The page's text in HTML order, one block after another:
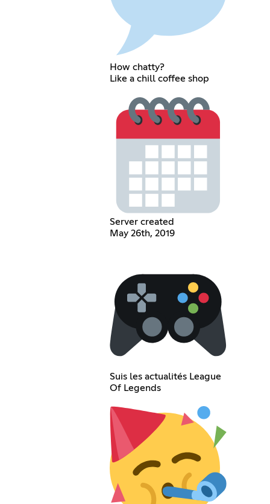
How chatty?
Like a chill coffee shop
Server created
May 26th, 2019
Suis les actualités League
Of Legends